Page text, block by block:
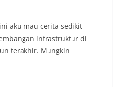
aku mau cerita sedikit
infrastruktur di
terakhir. Mungkin